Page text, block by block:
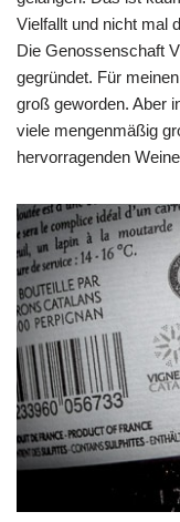
Vielfallt und nicht mal
Die Genossenschaft
gegründet. Für
groß geworden. Aber
viele mengenmäßig
hervorragenden